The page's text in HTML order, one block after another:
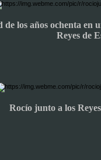
de los años ochenta en
Reyes de
Rocío junto a los